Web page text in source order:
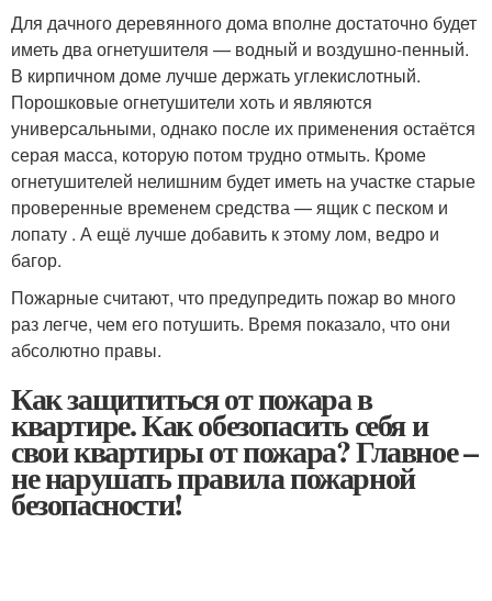
Для дачного деревянного дома вполне достаточно будет
иметь два огнетушителя — водный и воздушно-пенный.
В кирпичном доме лучше держать углекислотный.
Порошковые огнетушители хоть и являются
универсальными, однако после их применения остаётся
серая масса, которую потом трудно отмыть. Кроме
огнетушителей нелишним будет иметь на участке старые
проверенные временем средства — ящик с песком и
лопату . А ещё лучше добавить к этому лом, ведро и
багор.
Пожарные считают, что предупредить пожар во много
раз легче, чем его потушить. Время показало, что они
абсолютно правы.
Как защититься от пожара в
квартире. Как обезопасить себя и
свои квартиры от пожара? Главное –
не нарушать правила пожарной
безопасности!